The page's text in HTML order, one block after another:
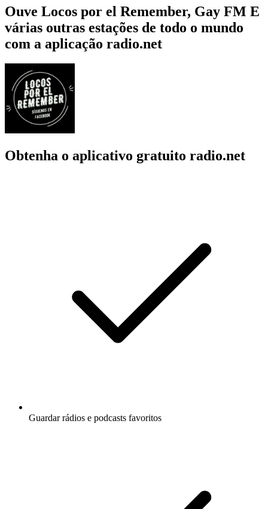
Ouve Locos por el Remember, Gay FM E
várias outras estações de todo o mundo
com a aplicação radio.net
Obtenha o aplicativo gratuito radio.net
Guardar rádios e podcasts favoritos